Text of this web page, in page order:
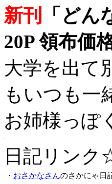
新刊
「ど
20P 領布価
大学を出て
もいつも一
お姉様っぽ
日記リン
・ おさかなさんのさかにゃ日